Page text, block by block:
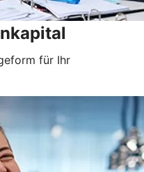
für Ihr